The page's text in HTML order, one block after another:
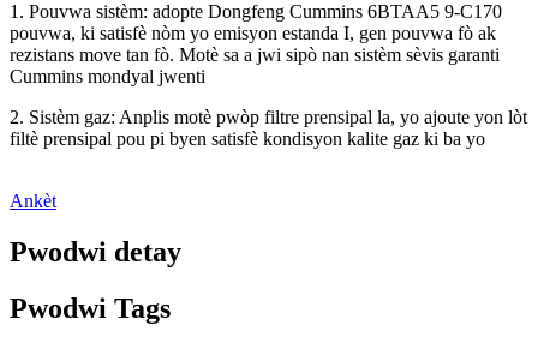
1. Pouvwa sistèm: adopte Dongfeng Cummins 6BTAA5 9-C170
pouvwa, ki satisfè nòm yo emisyon estanda I, gen pouvwa fò ak
rezistans move tan fò. Motè sa a jwi sipò nan sistèm sèvis garanti
Cummins mondyal jwenti
2. Sistèm gaz: Anplis motè pwòp filtre prensipal la, yo ajoute yon lòt
filtè prensipal pou pi byen satisfè kondisyon kalite gaz ki ba yo
Ankèt
Pwodwi detay
Pwodwi Tags